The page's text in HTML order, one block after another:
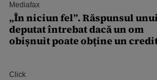
Mediafax
„În niciun fel”. Răspunsul unui
deputat întrebat dacă un om
obișnuit poate obține un
Click